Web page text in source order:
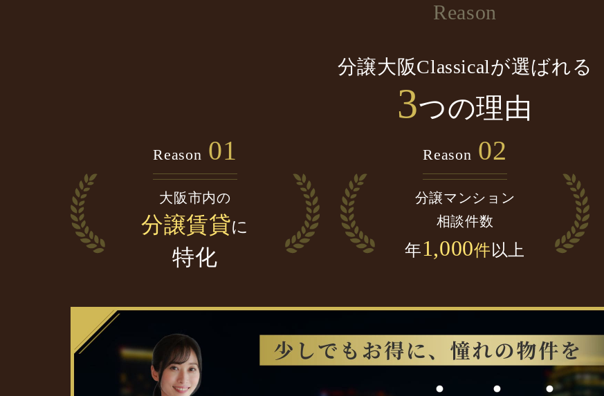
Reason
分譲大阪Classicalが選ばれる
3つの理由
Reason 01
大阪市内の
分譲賃貸に
特化
Reason 02
分譲マンション
相談件数
年1,000件以上